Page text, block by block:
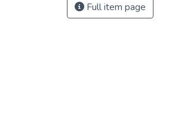
Full item page